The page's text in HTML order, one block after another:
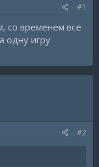
#1
со временем все
одну игру
#2